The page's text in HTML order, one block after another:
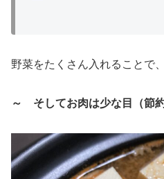
野菜をたくさん入れることで
～ そしてお肉は少な目（節